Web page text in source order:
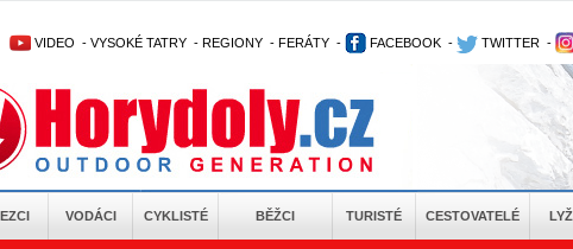
VIDEO - VYSOKÉ TATRY - REGIONY - FERÁTY - FACEBOOK - TWITTER -
VODÁCI CYKLISTÉ BĚŽCI TURISTÉ CESTOVATELÉ